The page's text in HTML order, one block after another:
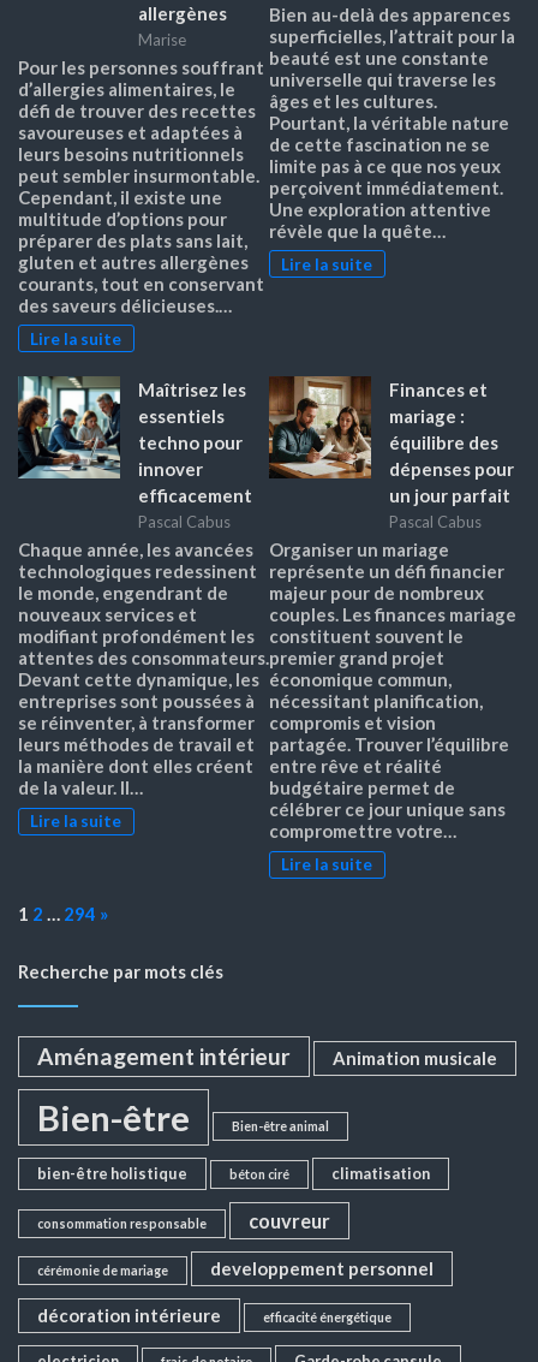
allergènes
Marise
Pour les personnes souffrant
d’allergies alimentaires, le
défi de trouver des recettes
savoureuses et adaptées à
leurs besoins nutritionnels
peut sembler insurmontable.
Cependant, il existe une
multitude d’options pour
préparer des plats sans lait,
gluten et autres allergènes
courants, tout en conservant
des saveurs délicieuses.…
Lire la suite
Bien au-delà des apparences
superficielles, l’attrait pour la
beauté est une constante
universelle qui traverse les
âges et les cultures.
Pourtant, la véritable nature
de cette fascination ne se
limite pas à ce que nos yeux
perçoivent immédiatement.
Une exploration attentive
révèle que la quête…
Lire la suite
Maîtrisez les
essentiels
techno pour
innover
efficacement
Pascal Cabus
Chaque année, les avancées
technologiques redessinent
le monde, engendrant de
nouveaux services et
modifiant profondément les
attentes des consommateurs.
Devant cette dynamique, les
entreprises sont poussées à
se réinventer, à transformer
leurs méthodes de travail et
la manière dont elles créent
de la valeur. Il…
Lire la suite
Finances et
mariage :
équilibre des
dépenses pour
un jour parfait
Pascal Cabus
Organiser un mariage
représente un défi financier
majeur pour de nombreux
couples. Les finances mariage
constituent souvent le
premier grand projet
économique commun,
nécessitant planification,
compromis et vision
partagée. Trouver l’équilibre
entre rêve et réalité
budgétaire permet de
célébrer ce jour unique sans
compromettre votre…
Lire la suite
Page:
1 2 … 294 Next
»
Recherche par mots clés
Aménagement intérieur Animation musicale
Bien-être Bien-être animal
bien-être holistique béton ciré climatisation
consommation responsable couvreur
cérémonie de mariage developpement personnel
décoration intérieure efficacité énergétique